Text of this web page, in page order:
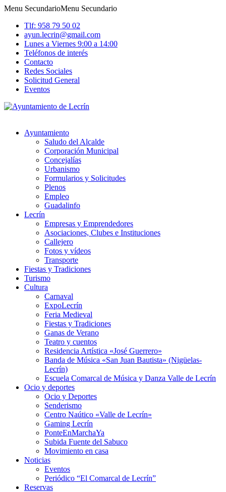
Menu SecundarioMenu Secundario
Tlf: 958 79 50 02
ayun.lecrin@gmail.com
Lunes a Viernes 9:00 a 14:00
Teléfonos de interés
Contacto
Redes Sociales
Solicitud General
Eventos
Ayuntamiento
Saludo del Alcalde
Corporación Municipal
Concejalías
Urbanismo
Formularios y Solicitudes
Plenos
Empleo
Guadalinfo
Lecrín
Empresas y Emprendedores
Asociaciones, Clubes e Instituciones
Callejero
Fotos y vídeos
Transporte
Fiestas y Tradiciones
Turismo
Cultura
Carnaval
ExpoLecrín
Feria Medieval
Fiestas y Tradiciones
Ganas de Verano
Teatro y cuentos
Residencia Artística «José Guerrero»
Banda de Música «San Juan Bautista» (Nigüelas-
Lecrín)
Escuela Comarcal de Música y Danza Valle de Lecrín
Ocio y deportes
Ocio y Deportes
Senderismo
Centro Naútico «Valle de Lecrín»
Gaming Lecrín
PonteEnMarchaYa
Subida Fuente del Sabuco
Movimiento en casa
Noticias
Eventos
Periódico “El Comarcal de Lecrín”
Reservas